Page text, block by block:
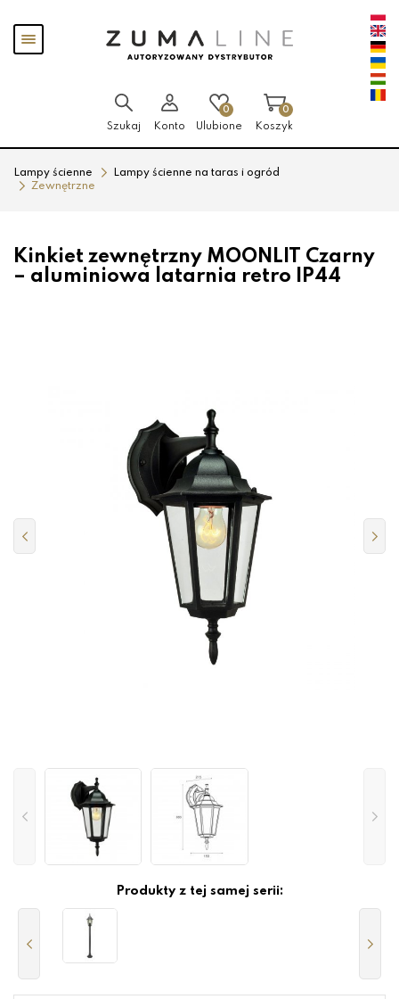
Pokaż
menu
Szukaj Konto
0
Ulubione
0
Koszyk
Lampy ścienne
Lampy ścienne na taras i ogród
Zewnętrzne
Kinkiet zewnętrzny MOONLIT Czarny
– aluminiowa latarnia retro IP44
Produkty z tej samej serii: